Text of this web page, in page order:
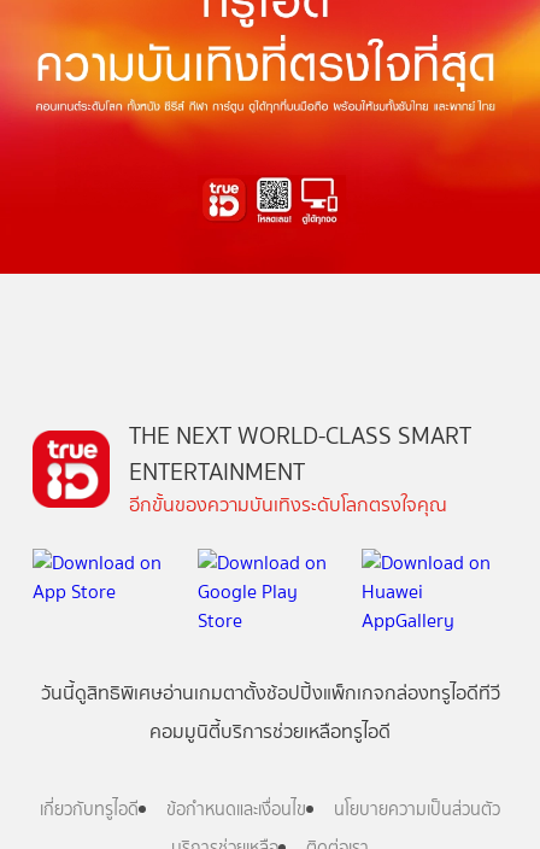
THE NEXT WORLD-CLASS SMART
ENTERTAINMENT
อีกขั้นของความบันเทิงระดับโลกตรงใจคุณ
วันนี้ดูสิทธิพิเศษอ่านเกมตาตั้งช้อปปิ้งแพ็กเกจกล่องทรูไอดีทีวี
คอมมูนิตี้บริการช่วยเหลือทรูไอดี
เกี่ยวกับทรูไอดี ข้อกำหนดและเงื่อนไข
นโยบายความเป็นส่วนตัว